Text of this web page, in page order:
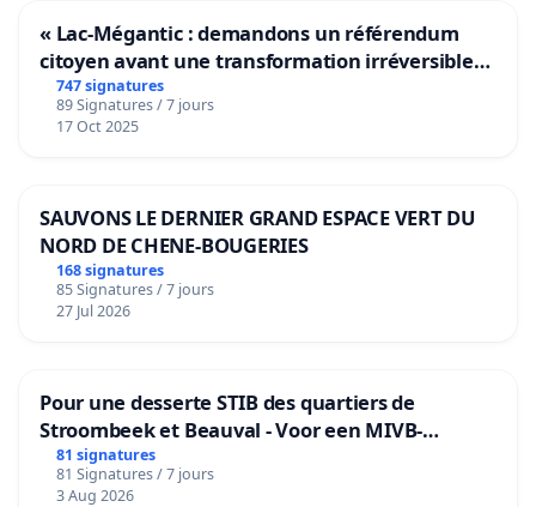
« Lac-Mégantic : demandons un référendum
citoyen avant une transformation irréversible
de notre territoire »
747 signatures
89 Signatures / 7 jours
17 Oct 2025
SAUVONS LE DERNIER GRAND ESPACE VERT DU
NORD DE CHENE-BOUGERIES
168 signatures
85 Signatures / 7 jours
27 Jul 2026
Pour une desserte STIB des quartiers de
Stroombeek et Beauval - Voor een MIVB-
bediening van de wijken Strombeek en Het
Voor
81 signatures
81 Signatures / 7 jours
3 Aug 2026